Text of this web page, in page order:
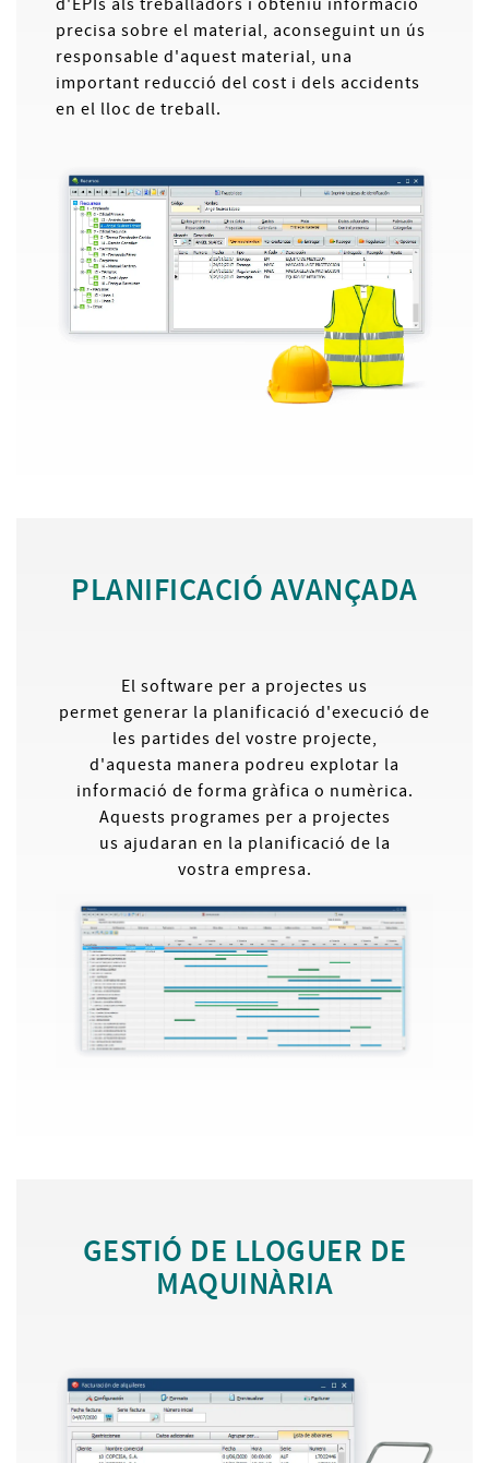
precisa sobre el material, aconseguint un ús
responsable d'aquest material, una
important reducció del cost i dels accidents
en el lloc de treball.
PLANIFICACIÓ AVANÇADA
El software per a projectes us
permet generar la planificació d'execució de
les partides del vostre projecte,
d'aquesta manera podreu explotar la
informació de forma gràfica o numèrica.
Aquests programes per a projectes
us ajudaran en la planificació de la
vostra empresa.
GESTIÓ DE LLOGUER DE
MAQUINÀRIA